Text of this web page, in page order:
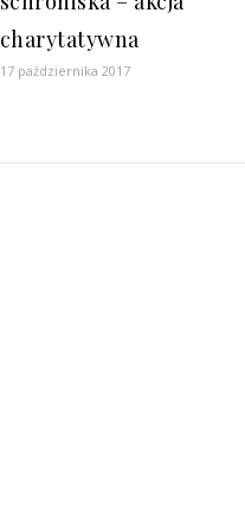
charytatywna
17 października 2017